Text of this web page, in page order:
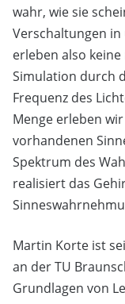
wahr, wie sie
Verschaltungen
erleben also
Simulation durch
Frequenz des
Menge erleben
vorhandenen
Spektrum des
realisiert das
Martin Korte ist
an der TU
Grundlagen von